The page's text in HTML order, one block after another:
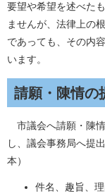
要望や希望を述べた
ませんが、法律上の
であっても、その内
います。
請願・陳情の
市議会へ請願・陳
し、議会事務局へ提
本）
件名、趣旨、